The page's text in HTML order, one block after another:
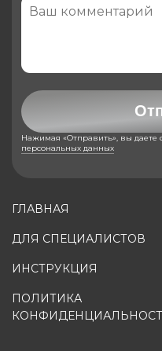
ГЛАВНАЯ
ДЛЯ СПЕЦИАЛИСТОВ
ИНСТРУКЦИЯ
ПОЛИТИКА
Нажимая «Отправить», вы даете
персональных данных